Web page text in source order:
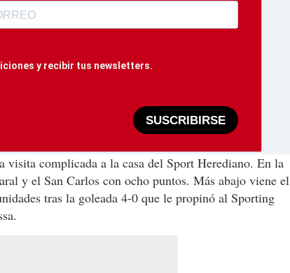
y recibir tus newsletters.
SUSCRIBIRSE
visita complicada a la casa del Sport Herediano. En la
y el San Carlos con ocho puntos. Más abajo viene el
tras la goleada 4-0 que le propinó al Sporting